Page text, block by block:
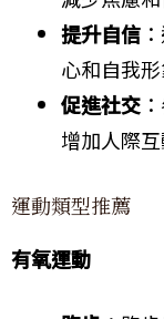
提升自信
心和自我形
促進社交
增加人際
運動類型推薦
有氧運動